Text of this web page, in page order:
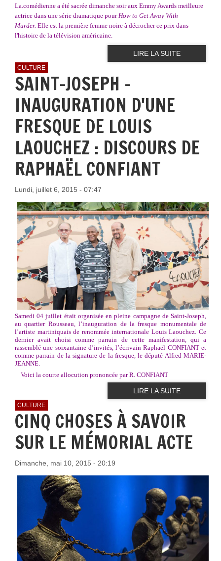
La.comédienne a été sacrée dimanche soir aux Emmy Awards meilleure
actrice dans une série dramatique pour How to Get Away With
Murder. Elle est la première femme noire à décrocher ce prix dans
l'histoire de la télévision américaine.
LIRE LA SUITE
CULTURE
SAINT-JOSEPH -
INAUGURATION D'UNE
FRESQUE DE LOUIS
LAOUCHEZ : DISCOURS DE
RAPHAËL CONFIANT
Lundi, juillet 6, 2015 - 07:47
Samedi 04 juillet était organisée en pleine campagne de Saint-Joseph,
au quartier Rousseau, l’inauguration de la fresque monumentale de
l’artiste martiniquais de renommée internationale Louis Laouchez. Ce
dernier avait choisi comme parrain de cette manifestation, qui a
rassemblé une soixantaine d’invités, l’écrivain Raphaël CONFIANT et
comme parrain de la signature de la fresque, le député Alfred MARIE-
JEANNE.
Voici la courte allocution prononcée par R. CONFIANT
LIRE LA SUITE
CULTURE
CINQ CHOSES À SAVOIR
SUR LE MÉMORIAL ACTE
Dimanche, mai 10, 2015 - 20:19